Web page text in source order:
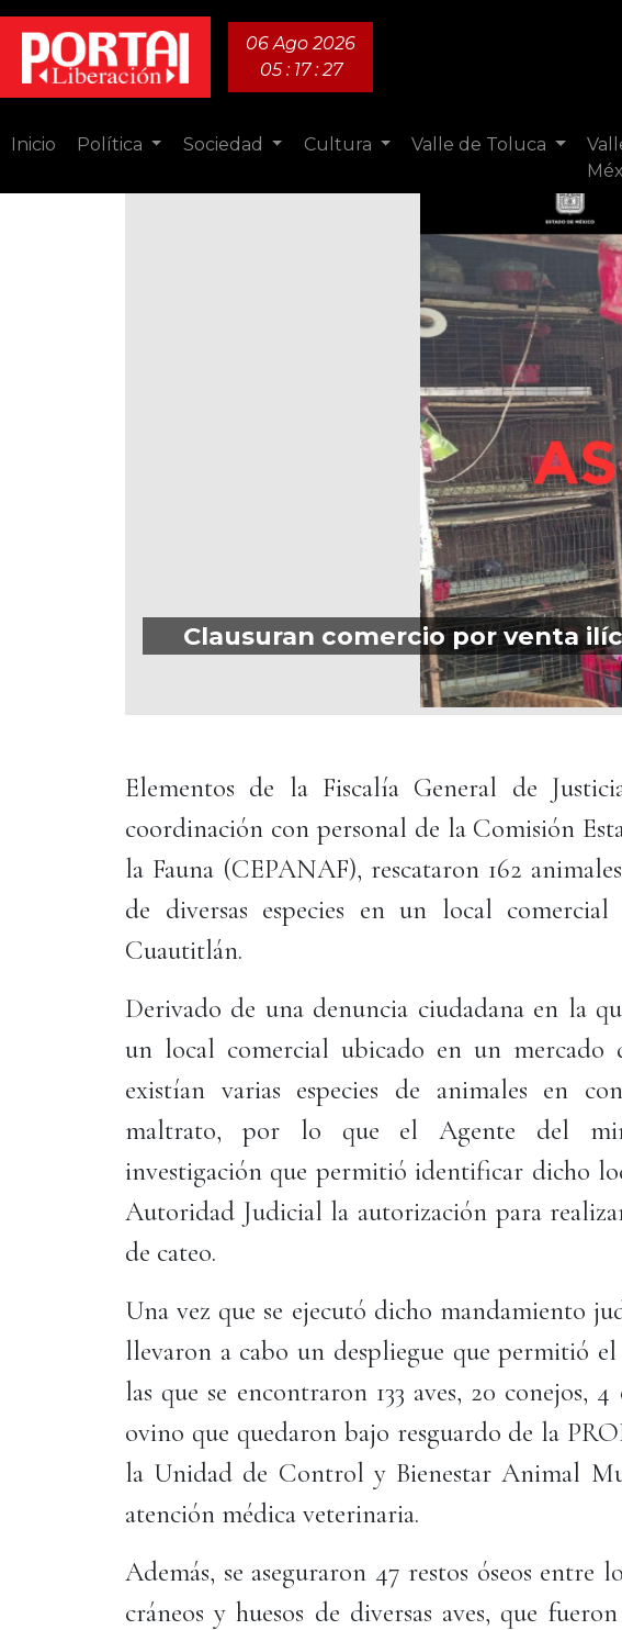
06 Ago 2026
05 : 17 : 28
Inicio Política Sociedad Cultura Valle de Toluca
Clausuran comercio por venta
Elementos de la Fiscalía General de
coordinación con personal de la Comisión
la Fauna (CEPANAF), rescataron 162
de diversas especies en un local
Cuautitlán.
Derivado de una denuncia ciudadana en la
un local comercial ubicado en un
existían varias especies de animales en
maltrato, por lo que el Agente del
investigación que permitió identificar dicho
Autoridad Judicial la autorización para
de cateo.
Una vez que se ejecutó dicho mandamiento
llevaron a cabo un despliegue que permitió el
las que se encontraron 133 aves, 20 conejos,
ovino que quedaron bajo resguardo de la
la Unidad de Control y Bienestar Animal
atención médica veterinaria.
Además, se aseguraron 47 restos óseos entre
cráneos y huesos de diversas aves, que